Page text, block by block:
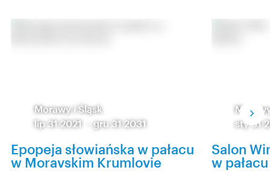
Morawy i Śląsk
lip 31 2021
-gru 31 2031
Epopeja słowiańska w pałacu
w Moravskim Krumlovie
sty 31
Salon
w